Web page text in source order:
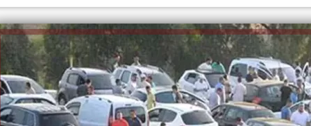
إلهام شرشر تكتب: دي مبقتش كورة..
دي سياسة
الكاتبة إلهام شرشر تهنئ الرئيس
السيسي بعيد ميلاده وتُشيد بجهوده
في بناء الدولة